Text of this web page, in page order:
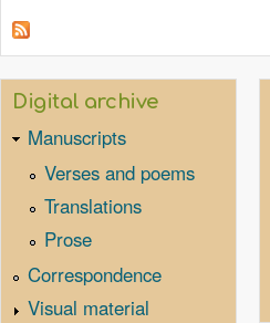
Digital archive
Manuscripts
Verses and poems
Translations
Prose
Correspondence
Visual material